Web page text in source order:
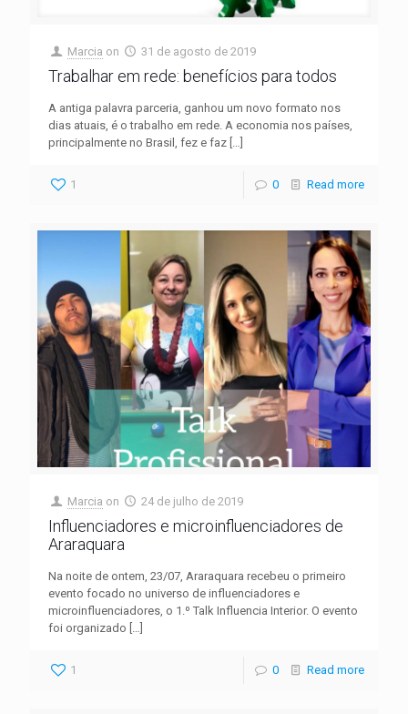
Marcia on 31 de agosto de 2019
Trabalhar em rede: benefícios para todos
A antiga palavra parceria, ganhou um novo formato nos
dias atuais, é o trabalho em rede. A economia nos países,
principalmente no Brasil, fez e faz […]
1 0 Read more
Marcia on 24 de julho de 2019
Influenciadores e microinfluenciadores de
Araraquara
Na noite de ontem, 23/07, Araraquara recebeu o primeiro
evento focado no universo de influenciadores e
microinfluenciadores, o 1.º Talk Influencia Interior. O evento
foi organizado
1 0 Read more